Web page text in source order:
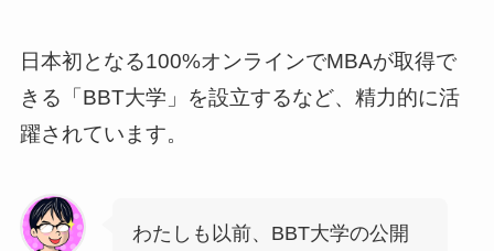
日本初となる100%オンラインでMBAが取得で
きる「BBT大学」を設立するなど、精力的に活
躍されています。
わたしも以前、BBT大学の公開